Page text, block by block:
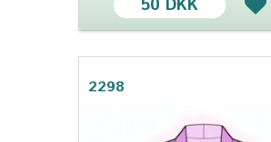
50 DKK
2298